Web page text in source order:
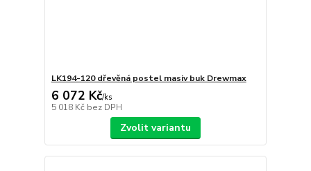
LK194-120 dřevěná postel masiv buk Drewmax
6 072 Kč/ks
5 018 Kč bez DPH
Zvolit variantu